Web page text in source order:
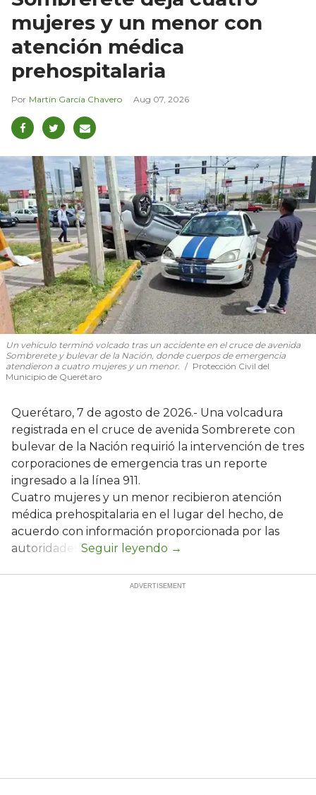
mujeres y un menor con
atención médica
prehospitalaria
Martín García Chavero Aug 07, 2026
Un vehículo terminó volcado tras un accidente en el cruce de avenida
Sombrerete y bulevar de la Nación, donde cuerpos de emergencia
atendieron a cuatro mujeres y un menor.
Protección Civil del
Municipio de Querétaro
Querétaro, 7 de agosto de 2026.- Una volcadura
registrada en el cruce de avenida Sombrerete con
bulevar de la Nación requirió la intervención de tres
corporaciones de emergencia tras un reporte
ingresado a la línea 911.
Cuatro mujeres y un menor recibieron atención
médica prehospitalaria en el lugar del hecho, de
acuerdo con información proporcionada por las
autoridades.